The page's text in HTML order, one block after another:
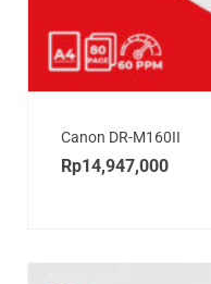
Canon DR-M160II
Rp14,947,000